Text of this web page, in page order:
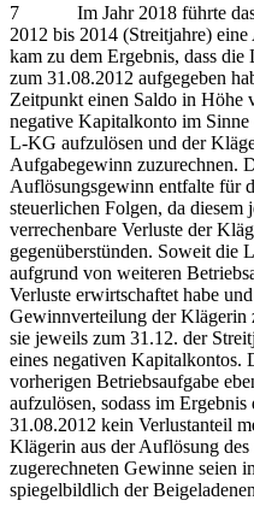
7 Im Jahr 2018 führte das
2012 bis 2014 (Streitjahre)
kam zu dem Ergebnis, dass
zum 31.08.2012 aufgegeben
Zeitpunkt einen Saldo in Höhe
negative Kapitalkonto im
L-KG aufzulösen und der
Aufgabegewinn zuzurechnen.
Auflösungsgewinn entfalte für
steuerlichen Folgen, da
verrechenbare Verluste der
gegenüberstünden. Soweit die
aufgrund von weiteren
Verluste erwirtschaftet habe
Gewinnverteilung der Klägerin
sie jeweils zum 31.12. der
eines negativen Kapitalkontos.
vorherigen Betriebsaufgabe
aufzulösen, sodass im
31.08.2012 kein Verlustanteil
Klägerin aus der Auflösung
zugerechneten Gewinne seien
spiegelbildlich der